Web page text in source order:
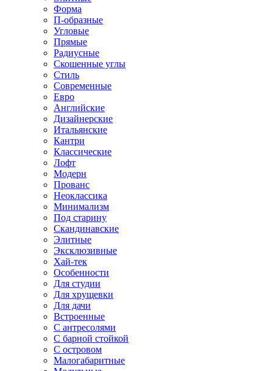
Форма
П-образные
Угловые
Прямые
Радиусные
Скошенные углы
Стиль
Современные
Евро
Английские
Дизайнерские
Итальянские
Кантри
Классические
Лофт
Модерн
Прованс
Неоклассика
Минимализм
Под старину
Скандинавские
Элитные
Эксклюзивные
Хай-тек
Особенности
Для студии
Для хрущевки
Для дачи
Встроенные
С антресолями
С барной стойкой
С островом
Малогабаритные